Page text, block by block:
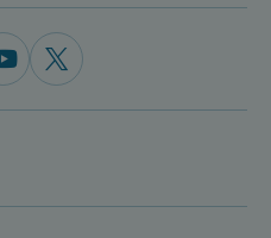
Bluesky
on Facebook
Vienna on Instagram
IQOQI Vienna on Youtube
IQOQI Vienna on X